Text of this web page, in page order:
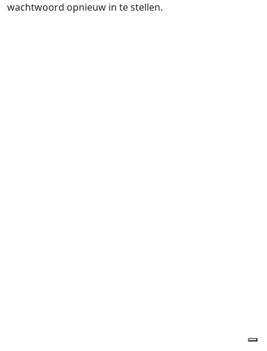
wachtwoord opnieuw in te stellen.